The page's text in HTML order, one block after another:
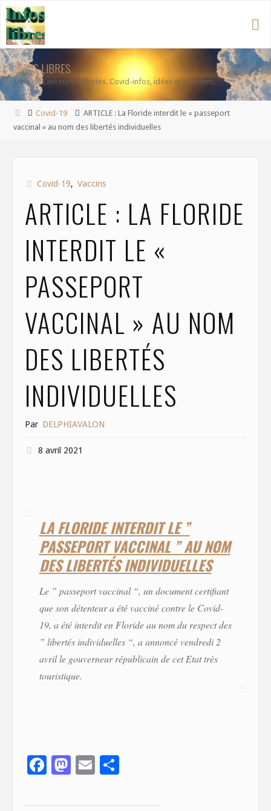
Aller
au
contenu
INFOS LIBRES
Liste de Lanceurs d'alertes. Covid-infos, idées et solutions.
AccueilCovid-19
ARTICLE : La Floride interdit le « passeport
vaccinal » au nom des libertés individuelles
Covid-19, Vaccins
ARTICLE : LA FLORIDE
INTERDIT LE «
PASSEPORT
VACCINAL » AU NOM
DES LIBERTÉS
INDIVIDUELLES
Par DELPHIAVALON
8 avril 2021
LA FLORIDE INTERDIT LE ”
PASSEPORT VACCINAL ” AU NOM
DES LIBERTÉS INDIVIDUELLES
Le ” passeport vaccinal “, un document certifiant
que son détenteur a été vacciné contre le Covid-
19, a été interdit en Floride au nom du respect des
” libertés individuelles “, a annoncé vendredi 2
avril le gouverneur républicain de cet Etat très
touristique.
F
M E